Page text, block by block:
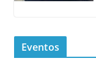
Eventos